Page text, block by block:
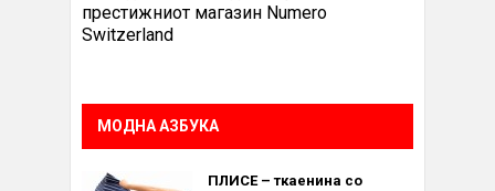
престижниот магазин Numero
Switzerland
МОДНА АЗБУКА
ПЛИСЕ – ткаенина со